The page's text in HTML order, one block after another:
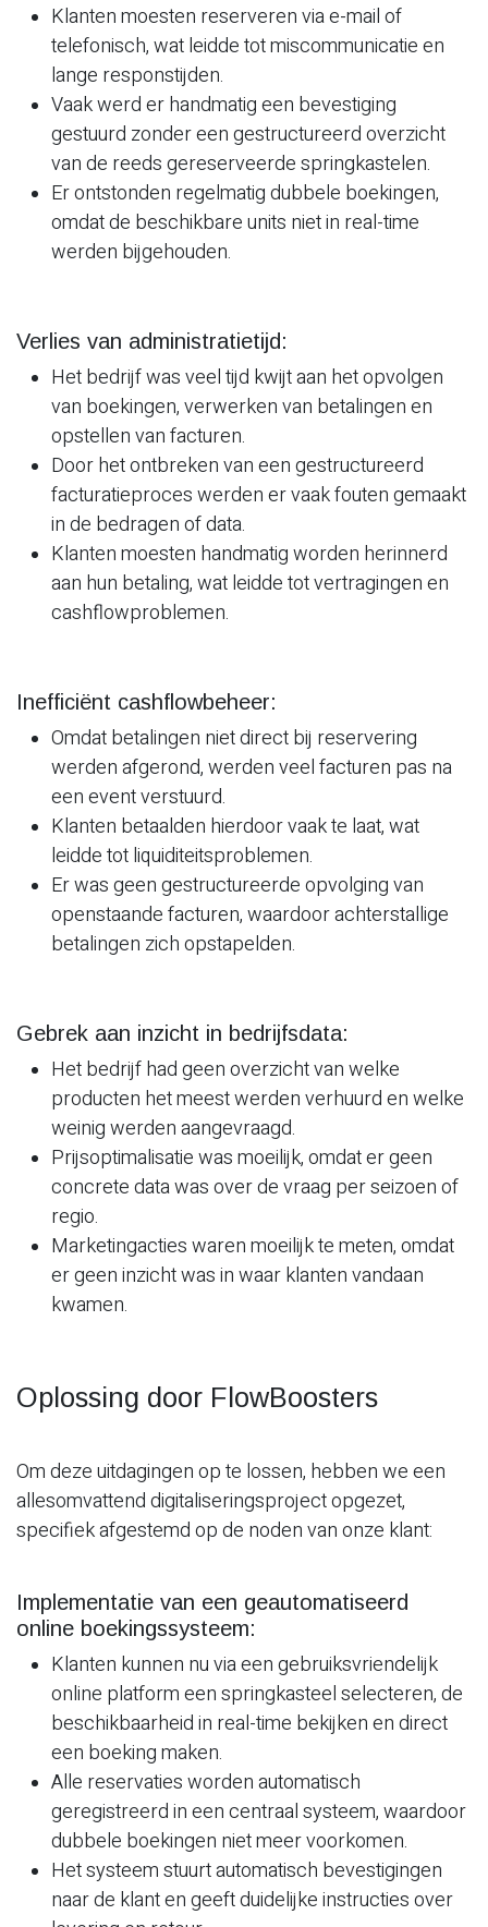
Klanten moesten reserveren via e-mail of
telefonisch, wat leidde tot miscommunicatie en
lange responstijden.
Vaak werd er handmatig een bevestiging
gestuurd zonder een gestructureerd overzicht
van de reeds gereserveerde springkastelen.
Er ontstonden regelmatig dubbele boekingen,
omdat de beschikbare units niet in real-time
werden bijgehouden.
Verlies van administratietijd:
Het bedrijf was veel tijd kwijt aan het opvolgen
van boekingen, verwerken van betalingen en
opstellen van facturen.
Door het ontbreken van een gestructureerd
facturatieproces werden er vaak fouten gemaakt
in de bedragen of data.
Klanten moesten handmatig worden herinnerd
aan hun betaling, wat leidde tot vertragingen en
cashflowproblemen.
Inefficiënt cashflowbeheer:
Omdat betalingen niet direct bij reservering
werden afgerond, werden veel facturen pas na
een event verstuurd.
Klanten betaalden hierdoor vaak te laat, wat
leidde tot liquiditeitsproblemen.
Er was geen gestructureerde opvolging van
openstaande facturen, waardoor achterstallige
betalingen zich opstapelden.
Gebrek aan inzicht in bedrijfsdata:
Het bedrijf had geen overzicht van welke
producten het meest werden verhuurd en welke
weinig werden aangevraagd.
Prijsoptimalisatie was moeilijk, omdat er geen
concrete data was over de vraag per seizoen of
regio.
Marketingacties waren moeilijk te meten, omdat
er geen inzicht was in waar klanten vandaan
kwamen.
Oplossing door FlowBoosters
Om deze uitdagingen op te lossen, hebben we een
allesomvattend digitaliseringsproject opgezet,
specifiek afgestemd op de noden van onze klant:
Implementatie van een geautomatiseerd
online boekingssysteem:
Klanten kunnen nu via een gebruiksvriendelijk
online platform een springkasteel selecteren, de
beschikbaarheid in real-time bekijken en direct
een boeking maken.
Alle reservaties worden automatisch
geregistreerd in een centraal systeem, waardoor
dubbele boekingen niet meer voorkomen.
Het systeem stuurt automatisch bevestigingen
naar de klant en geeft duidelijke instructies over